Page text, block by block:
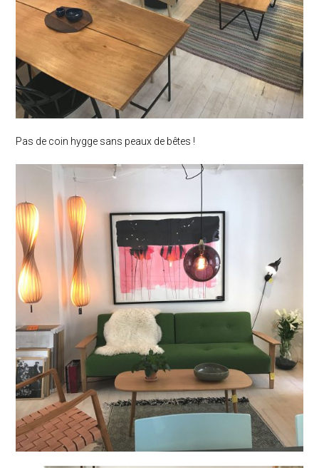
Pas de coin hygge sans peaux de bêtes !